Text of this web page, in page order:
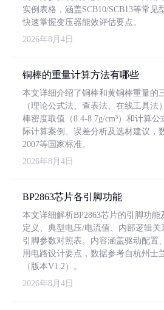
实例表格，涵盖SCB10/SCB13等常见
快速掌握变压器能效评估要点。
2026年8月4日
铜棒的重量计算方法有哪些
本文详细介绍了铜棒和黄铜棒重量的
（理论公式法、查表法、在线工具法
棒密度取值（8.4-8.7g/cm³）和计算
际计算案例、误差分析及选材建议，
2007等国家标准。
2026年8月4日
BP2863芯片各引脚功能
本文详细解析BP2863芯片的引脚功
定义、典型电压/电流值、内部逻辑
引脚参数对照表。内容涵盖驱动配置
用电路设计要点，数据参考自杭州士
（版本V1.2）。
2026年8月4日